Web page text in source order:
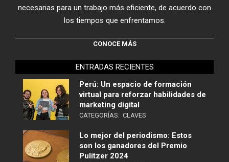
necesarias para un trabajo más eficiente, de acuerdo con
los tiempos que enfrentamos.
CONOCE MÁS
ENTRADAS RECIENTES
Perú: Un espacio de formación
virtual para reforzar habilidades de
marketing digital
CATEGORÍAS: CLAVES
Lo mejor del periodismo: Estos
son los ganadores del Premio
Pulitzer 2024